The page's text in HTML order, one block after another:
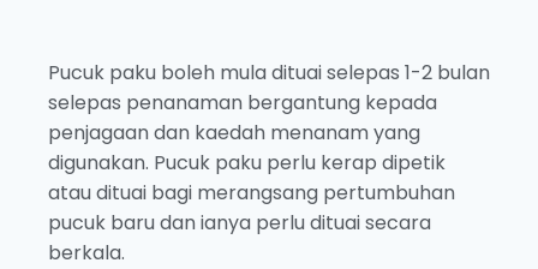
Pucuk paku boleh mula dituai selepas 1-2 bulan
selepas penanaman bergantung kepada
penjagaan dan kaedah menanam yang
digunakan. Pucuk paku perlu kerap dipetik
atau dituai bagi merangsang pertumbuhan
pucuk baru dan ianya perlu dituai secara
berkala.